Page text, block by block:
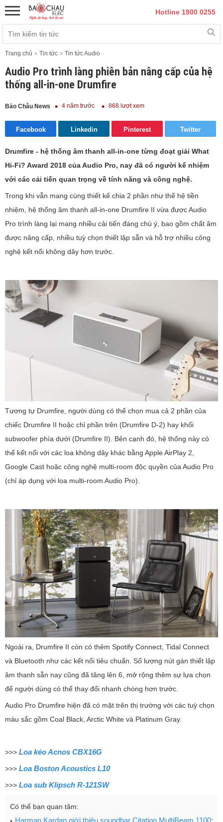
Hotline 1900 0255
Trang chủ Tin tức Tin tức Audio
Audio Pro trình làng phiên bản nâng cấp của hệ
thống all-in-one Drumfire
Bảo Châu News 4 năm trước 868 lượt xem
Facebook Linkedin Pinterest Twitter
Drumfire - hệ thống âm thanh all-in-one từng đoạt giải What
Hi-Fi? Award 2018 của Audio Pro, nay đã có người kế nhiệm
với các cải tiến quan trọng về tính năng và công nghệ.
Trong khi vẫn mang cùng thiết kế chia 2 phần như thế hệ tiền
nhiệm, hệ thống âm thanh all-in-one Drumfire II vừa được Audio
Pro trình làng lại mang nhiều cải tiến đáng chú ý, bao gồm chất âm
được nâng cấp, nhiều tuỳ chọn thiết lập sẵn và hỗ trợ nhiều công
nghệ kết nối không dây hơn trước.
Tương tự Drumfire, người dùng có thể chọn mua cả 2 phần của
chiếc Drumfire II hoặc chỉ phần trên (Drumfire D-2) hay khối
subwoofer phía dưới (Drumfire II). Bên cạnh đó, hệ thống này có
thể kết nối với các loa không dây khác bằng Apple AirPlay 2,
Google Cast hoặc công nghệ multi-room độc quyền của Audio Pro
(chỉ áp dụng với loa multi-room Audio Pro).
Ngoài ra, Drumfire II còn có thêm Spotify Connect, Tidal Connect
và Bluetooth như các kết nối tiêu chuẩn. Số lượng nút gán thiết lập
âm thanh sẵn nay cũng đã tăng lên 6, mở rộng thêm sự lựa chọn
để người dùng có thể thay đổi nhanh chóng hơn trước.
Audio Pro Drumfire hiện đã có mặt trên thị trường với các tuỳ chọn
màu sắc gồm Coal Black, Arctic White và Platinum Gray.
>>> Loa kéo Acnos CBX16G
>>> Loa Boston Acoustics L10
>>> Loa sub Klipsch R-121SW
Có thể bạn quan tâm:
Harman Kardan giới thiệu soundbar Citation MultiBeam 1100: